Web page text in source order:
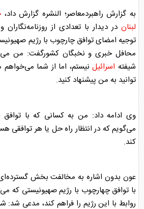
به گزارش راهبردمعاصر؛ النشره گزارش داد،
لبنان در دیدار با تعدادی از
توجیه امضای توافق چارچوب با رژیم
محافل خبری و نخبگان کشورگفت: من
شیفته اسرائیلنیستم، اما از شما
توانید به من پیشنهاد کنید.
وی ادامه داد: من به کسانی که با
می‌گویم که در انتظار راه حل یا هر توافقی
کند.
عون بدون اشاره به مخالفت بخش گسترده‌ای
با توافق چهارچوب با رژیم صهیونیستی که
روابط با این رژیم را فراهم کند، مدعی شد: